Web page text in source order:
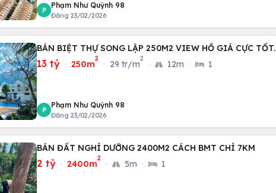
P
Phạm Như Quỳnh 98
Đăng 23/02/2026
BÁN BIỆT THỰ SONG LẬP 250M2 VIEW HỒ GIÁ CỰC TỐT.
13 tỷ · 250m
2
· 29 tr/m
2
· 12m · 1
P
Phạm Như Quỳnh 98
Đăng 23/02/2026
BÁN ĐẤT NGHỈ DƯỠNG 2400M2 CÁCH BMT CHỈ 7KM
2 tỷ · 2400m
2
· 5m · 1